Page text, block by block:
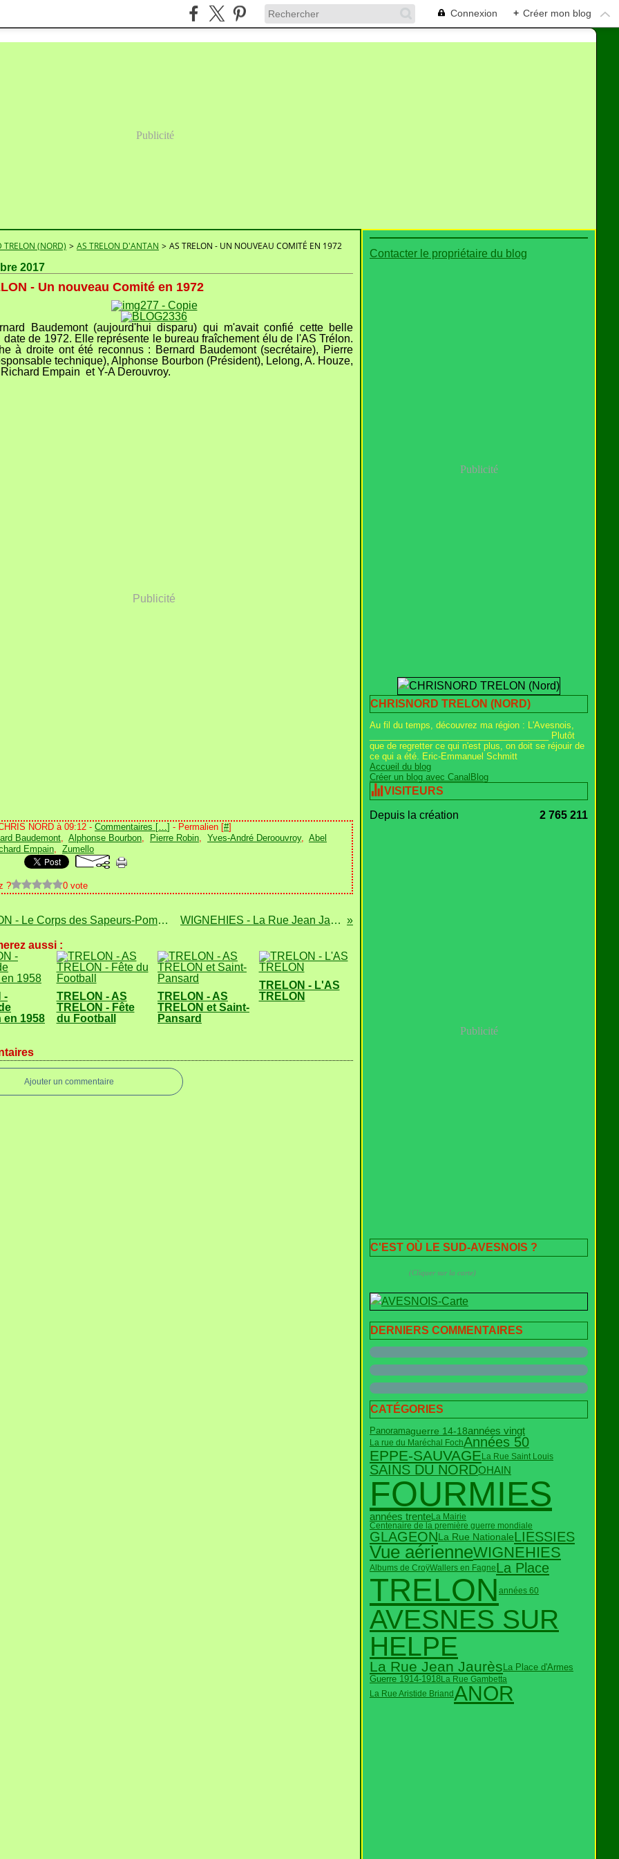
Connexion + Créer mon blog
Publicité
TRELON (NORD) > AS TRELON D'ANTAN > AS TRELON - UN NOUVEAU COMITÉ EN 1972
2017
- Un nouveau Comité en 1972
Baudemont (aujourd'hui disparu) qui m'avait confié cette belle
date de 1972. Elle représente le bureau fraîchement élu de l'AS Trélon.
à droite ont été reconnus : Bernard Baudemont (secrétaire), Pierre
technique), Alphonse Bourbon (Président), Lelong, A. Houze,
Empain et Y-A Derouvroy.
Publicité
NORD à 09:12 - Commentaires […] - Permalien [#]
Baudemont, Alphonse Bourbon, Pierre Robin, Yves-André Deroouvroy, Abel
Empain, Zumello
? 0 vote
TRELON - Le Corps des Sapeurs-Pompiers WIGNEHIES - La Rue Jean Jaurès
aussi :
-
en 1958
TRELON - AS
TRELON - Fête
du Football
TRELON - AS
TRELON et Saint-
Pansard
TRELON - L'AS
TRELON
Ajouter un commentaire
Contacter le propriétaire du blog
Publicité
CHRISNORD TRELON (NORD)
Au fil du temps, découvrez ma région : L'Avesnois,
_____________________________________ Plutôt
que de regretter ce qui n'est plus, on doit se réjouir de
ce qui a été. Eric-Emmanuel Schmitt
Accueil du blog
Créer un blog avec CanalBlog
VISITEURS
Depuis la création 2 765 211
Publicité
C'EST OÙ LE SUD-AVESNOIS ?
(Cliquer sur la carte)
DERNIERS COMMENTAIRES
CATÉGORIES
Panoramaguerre 14-18années vingt
La rue du Maréchal FochAnnées 50
EPPE-SAUVAGELa Rue Saint Louis
SAINS DU NORDOHAIN
FOURMIES
années trenteLa Mairie
Centenaire de la première guerre mondiale
GLAGEONLa Rue NationaleLIESSIES
Vue aérienneWIGNEHIES
Albums de CroÿWallers en FagneLa Place
TRELON années 60
AVESNES SUR
HELPE
La Rue Jean Jaurès La Place d'Armes
Guerre 1914-1918La Rue Gambetta
La Rue Aristide BriandANOR